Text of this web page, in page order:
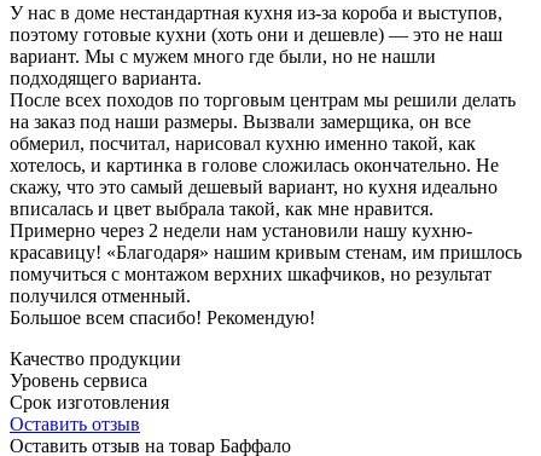
У нас в доме нестандартная кухня из-за короба и выступов,
поэтому готовые кухни (хоть они и дешевле) — это не наш
вариант. Мы с мужем много где были, но не нашли
подходящего варианта.
После всех походов по торговым центрам мы решили делать
на заказ под наши размеры. Вызвали замерщика, он все
обмерил, посчитал, нарисовал кухню именно такой, как
хотелось, и картинка в голове сложилась окончательно. Не
скажу, что это самый дешевый вариант, но кухня идеально
вписалась и цвет выбрала такой, как мне нравится.
Примерно через 2 недели нам установили нашу кухню-
красавицу! «Благодаря» нашим кривым стенам, им пришлось
помучиться с монтажом верхних шкафчиков, но результат
получился отменный.
Большое всем спасибо! Рекомендую!
Качество продукции
Уровень сервиса
Срок изготовления
Оставить отзыв
Оставить отзыв на товар Баффало